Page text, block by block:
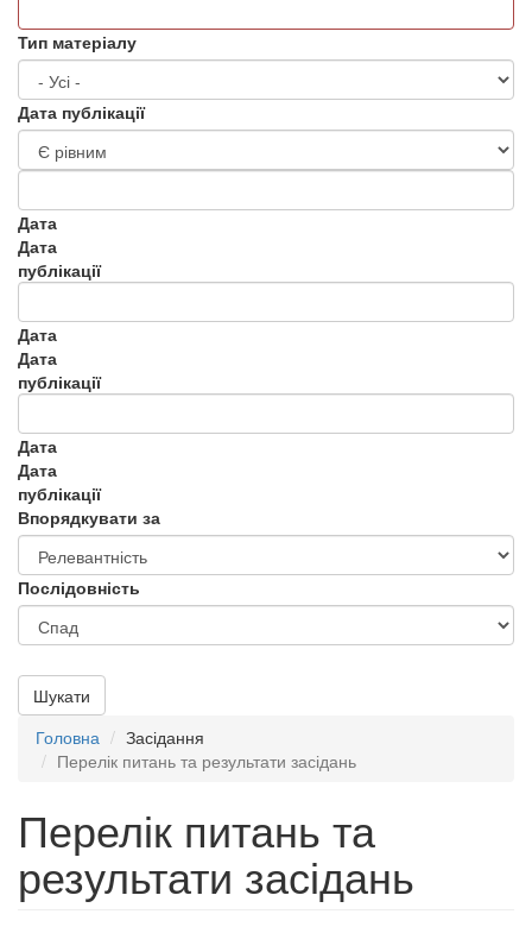
Тип матеріалу
Дата публікації
Дата
Дата
публікації
Дата
Дата
публікації
Дата
Дата
публікації
Впорядкувати за
Послідовність
Шукати
Головна
Засідання
Перелік питань та результати засідань
Перелік питань та
результати засідань